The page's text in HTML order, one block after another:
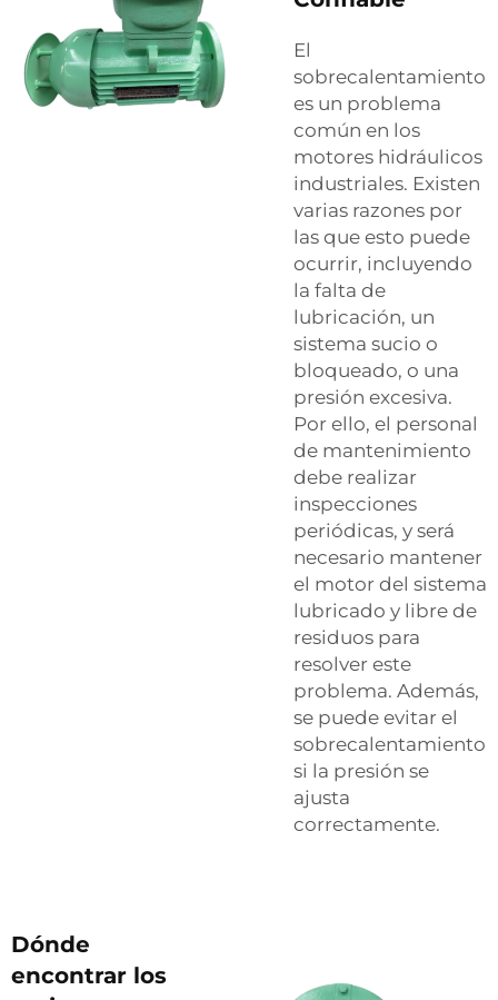
El
sobrecalentamiento
es un problema
común en los
motores hidráulicos
industriales. Existen
varias razones por
las que esto puede
ocurrir, incluyendo
la falta de
lubricación, un
sistema sucio o
bloqueado, o una
presión excesiva.
Por ello, el personal
de mantenimiento
debe realizar
inspecciones
periódicas, y será
necesario mantener
el motor del sistema
lubricado y libre de
residuos para
resolver este
problema. Además,
se puede evitar el
sobrecalentamiento
si la presión se
ajusta
correctamente.
Dónde
encontrar los